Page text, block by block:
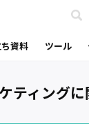
資料 ツール
ティング